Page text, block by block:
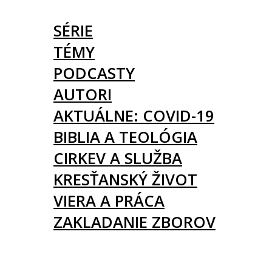
SÉRIE
TÉMY
PODCASTY
AUTORI
AKTUÁLNE: COVID-19
BIBLIA A TEOLÓGIA
CIRKEV A SLUŽBA
KRESŤANSKÝ ŽIVOT
VIERA A PRÁCA
ZAKLADANIE ZBOROV